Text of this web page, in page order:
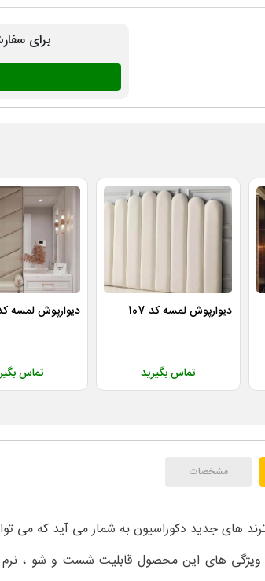
برای
دیوارپوش لمسه کد 107
تماس بگیرید
دیوارپوش لمسه کد
تماس
مشخصات
های جدید دکوراسیون به شمار می آید که می
ویژگی های این محصول قابلیت شست و شو ،